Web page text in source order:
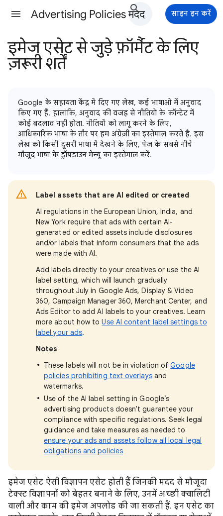
Advertising Policies मदद साइन इन करें
इमेज एसेट से जुड़े फ़ॉर्मैट के लिए
ज़रूरी शर्तें
Google के सहायता केंद्र में दिए गए लेख, कई भाषाओं में अनुवाद
किए गए हैं. हालांकि, अनुवाद की वजह से नीतियों के कॉन्टेंट में
कोई बदलाव नहीं होता. नीतियों को लागू करने के लिए,
आधिकारिक भाषा के तौर पर हम अंग्रेज़ी का इस्तेमाल करते हैं. इस
लेख को किसी दूसरी भाषा में देखने के लिए, पेज के सबसे नीचे
मौजूद भाषा के ड्रॉपडाउन मेन्यू का इस्तेमाल करें.
Label assets that are AI edited or created
AI regulations in the European Union, India, and
New York require that ads with certain AI-
generated or edited assets include disclosures
and/or labels that inform consumers that the ads
were made with AI.
Add labels directly to your creatives or use the AI
label setting, which will launch gradually
throughout July in Google Ads, Display & Video
360, Campaign Manager 360, Merchant Center, and
Ads Editor to add AI labels to your creatives. Learn
more about how toUse AI content label settings to
label your ads.
Notes
These labels will not be in violation ofGoogle
policies prohibiting text overlaysand
watermarks.
Use of the AI label setting in Google’s
advertising products doesn't guarantee your
compliance with specific regulations. Seek legal
guidance and take measures as needed to
ensure your ads and assets follow all local legal
obligations and policies
इमेज एसेट ऐसी विज्ञापन एसेट होती हैं जिनकी मदद से मौजूदा
टेक्स्ट विज्ञापनों को बेहतर बनाने के लिए, उनमें अच्छी क्वालिटी
वाली और काम की इमेज अपलोड की जा सकती हैं. इन एसेट का